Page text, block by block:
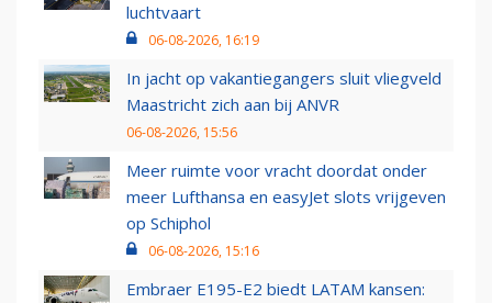
luchtvaart
06-08-2026, 16:19
In jacht op vakantiegangers sluit vliegveld
Maastricht zich aan bij ANVR
06-08-2026, 15:56
Meer ruimte voor vracht doordat onder
meer Lufthansa en easyJet slots vrijgeven
op Schiphol
06-08-2026, 15:16
Embraer E195-E2 biedt LATAM kansen: